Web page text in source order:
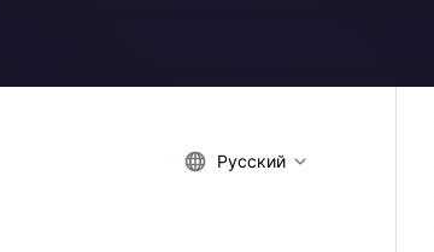
Русский